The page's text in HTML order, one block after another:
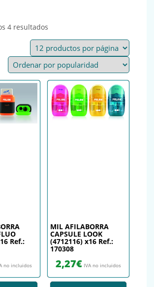
4 resultados
Ref.:
no incluidos
MIL AFILABORRA
CAPSULE LOOK
(4712116) x16 Ref.:
170308
2,27€ IVA no incluidos